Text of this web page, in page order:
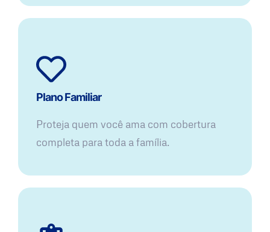
Plano Familiar
Proteja quem você ama com cobertura
completa para toda a família.